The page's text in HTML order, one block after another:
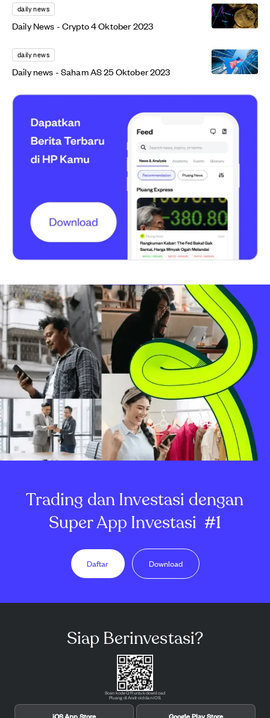
daily news
Daily News - Crypto 4 Oktober 2023
daily news
Daily news - Saham AS 25 Oktober 2023
Trading dan Investasi dengan
Super App Investasi #1
Daftar Download
Siap Berinvestasi?
Scan kode QR untuk download
Pluang di Android dan iOS.
iOS App Store Google Play Store